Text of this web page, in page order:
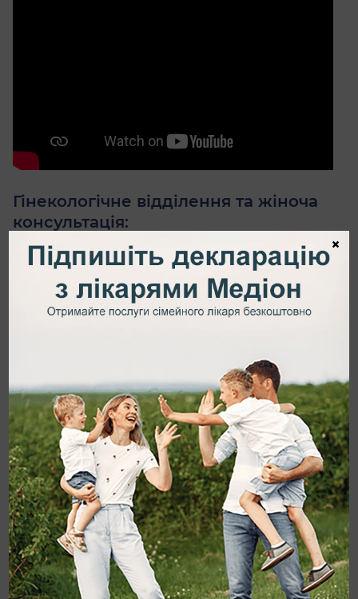
Гінекологічне відділення та жіноча
консультація:
консультації кваліфікованих акушерів-
гінекологів
оперативні втручання;
діагностика гінекологічних захворювань:
школа підготовки до вагітності та пологів;
лікування: стаціонар, радіохвильова
хірургія, фізіотерапія;
індивідуальний супровід
вагітності різного рівня
складності(пакетні пропозиції
дивіться у розділі “Акції”);
ультразвукова діагностика гінекологічних
захворювань і обстеження вагітних на
апараті експертного класу(з можливістю
3D-4D реконструкції).
×